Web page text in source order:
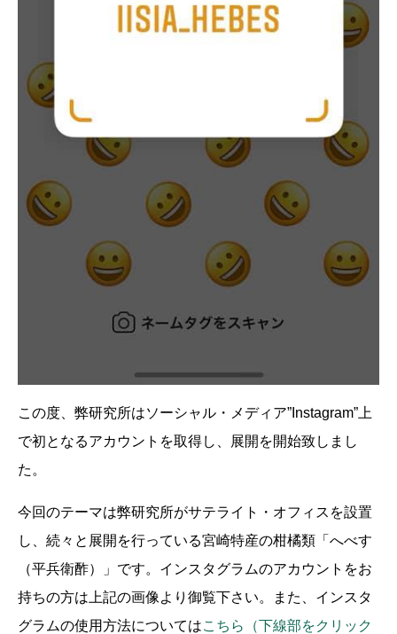
この度、弊研究所はソーシャル・メディア”Instagram”上
で初となるアカウントを取得し、展開を開始致しまし
た。
今回のテーマは弊研究所がサテライト・オフィスを設置
し、続々と展開を行っている宮崎特産の柑橘類「へべす
（平兵衛酢）」です。インスタグラムのアカウントをお
持ちの方は上記の画像より御覧下さい。また、インスタ
グラムの使用方法についてはこちら（下線部をクリック